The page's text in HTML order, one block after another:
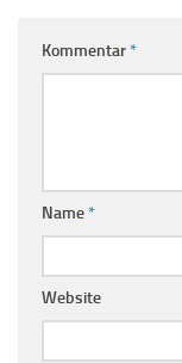
Kommentar*
Name*
Website